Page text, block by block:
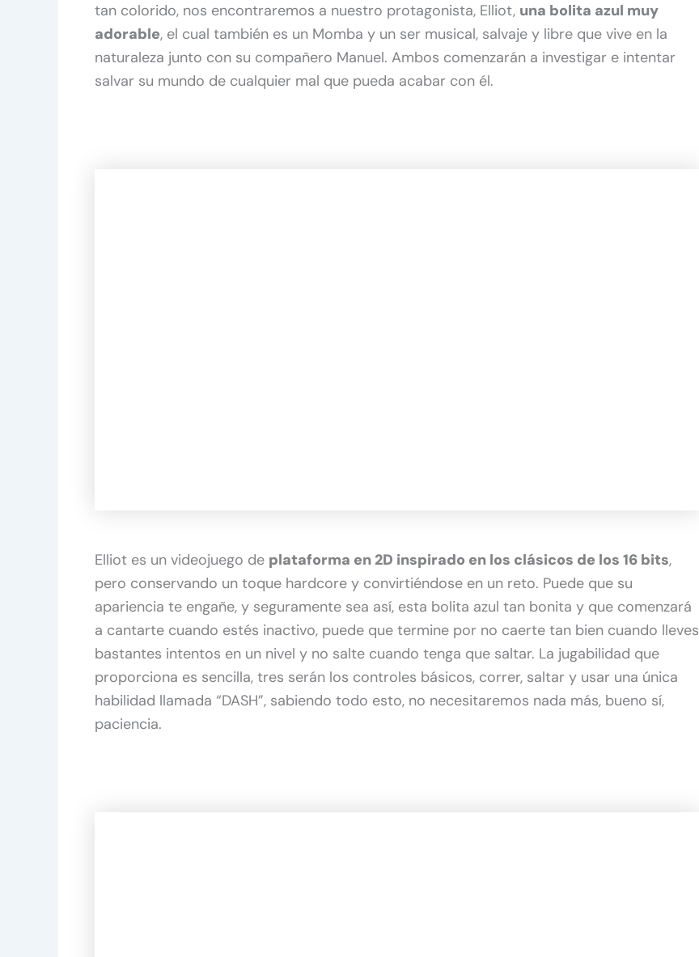
tan colorido, nos encontraremos a nuestro protagonista, Elliot, una bolita azul muy
adorable, el cual también es un Momba y un ser musical, salvaje y libre que vive en la
naturaleza junto con su compañero Manuel. Ambos comenzarán a investigar e intentar
salvar su mundo de cualquier mal que pueda acabar con él.
Elliot es un videojuego de plataforma en 2D inspirado en los clásicos de los 16 bits,
pero conservando un toque hardcore y convirtiéndose en un reto. Puede que su
apariencia te engañe, y seguramente sea así, esta bolita azul tan bonita y que comenzará
a cantarte cuando estés inactivo, puede que termine por no caerte tan bien cuando lleves
bastantes intentos en un nivel y no salte cuando tenga que saltar. La jugabilidad que
proporciona es sencilla, tres serán los controles básicos, correr, saltar y usar una única
habilidad llamada “DASH”, sabiendo todo esto, no necesitaremos nada más, bueno sí,
paciencia.